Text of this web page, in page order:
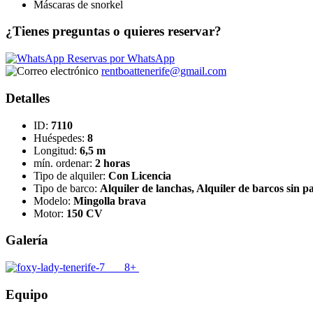
Máscaras de snorkel
¿Tienes preguntas o quieres reservar?
Reservas por WhatsApp
rentboattenerife@gmail.com
Detalles
ID: 7110
Huéspedes: 8
Longitud: 6,5 m
mín. ordenar: 2 horas
Tipo de alquiler: Con Licencia
Tipo de barco: Alquiler de lanchas, Alquiler de barcos sin
Modelo: Mingolla brava
Motor: 150 CV
Galería
8+
Equipo